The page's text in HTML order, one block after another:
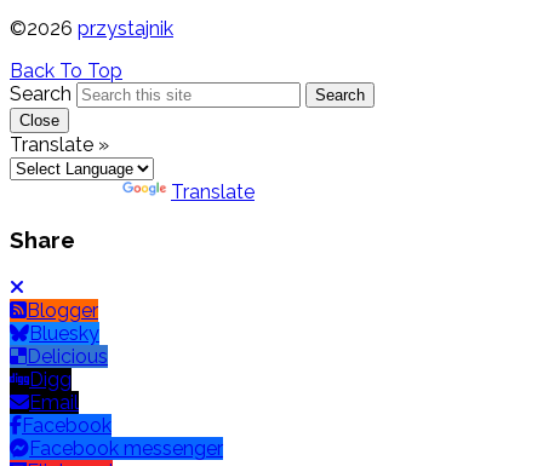
©2026 przystajnik
Back To Top
Search
Search
Close
Translate »
Translate
Share
Blogger
Bluesky
Delicious
Digg
Email
Facebook
Facebook messenger